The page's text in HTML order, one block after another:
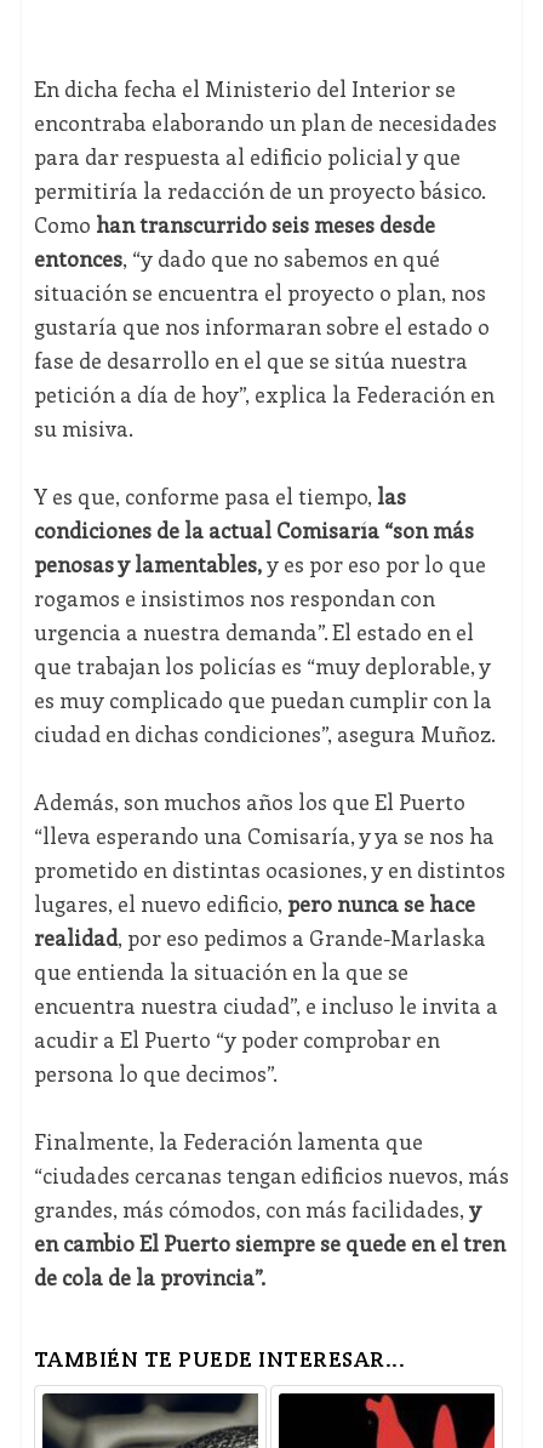
En dicha fecha el Ministerio del Interior se
encontraba elaborando un plan de necesidades
para dar respuesta al edificio policial y que
permitiría la redacción de un proyecto básico.
Como han transcurrido seis meses desde
entonces, “y dado que no sabemos en qué
situación se encuentra el proyecto o plan, nos
gustaría que nos informaran sobre el estado o
fase de desarrollo en el que se sitúa nuestra
petición a día de hoy”, explica la Federación en
su misiva.
Y es que, conforme pasa el tiempo, las
condiciones de la actual Comisaría “son más
penosas y lamentables,y es por eso por lo que
rogamos e insistimos nos respondan con
urgencia a nuestra demanda”. El estado en el
que trabajan los policías es “muy deplorable, y
es muy complicado que puedan cumplir con la
ciudad en dichas condiciones”, asegura Muñoz.
Además, son muchos años los que El Puerto
“lleva esperando una Comisaría, y ya se nos ha
prometido en distintas ocasiones, y en distintos
lugares, el nuevo edificio, pero nunca se hace
realidad, por eso pedimos a Grande-Marlaska
que entienda la situación en la que se
encuentra nuestra ciudad”, e incluso le invita a
acudir a El Puerto “y poder comprobar en
persona lo que decimos”.
Finalmente, la Federación lamenta que
“ciudades cercanas tengan edificios nuevos, más
grandes, más cómodos, con más facilidades, y
en cambio El Puerto siempre se quede en el tren
de cola de la provincia”.
TAMBIÉN TE PUEDE INTERESAR...